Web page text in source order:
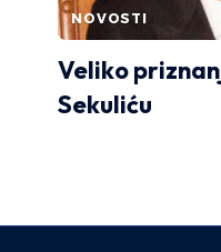
NOVOSTI
Veliko
Sekuliću